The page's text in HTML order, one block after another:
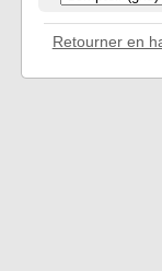
Retourner en